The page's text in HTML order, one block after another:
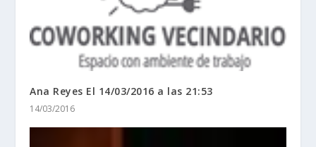
Ana Reyes El 14/03/2016 a las 21:53
14/03/2016